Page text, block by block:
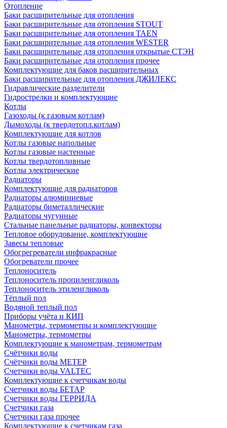
Отопление
Баки расширительные для отопления
Баки расширительные для отопления STOUT
Баки расширительные для отопления TAEN
Баки расширительные для отопления WESTER
Баки расширительные для отопления открытые СТЭН
Баки расширительные для отопления прочее
Комплектующие для баков расширительных
Баки расширительные для отопления ДЖИЛЕКС
Гидравлические разделители
Гидрострелки и комплектующие
Котлы
Газоходы (к газовым котлам)
Дымоходы (к твердотопл.котлам)
Комплектующие для котлов
Котлы газовые напольные
Котлы газовые настенные
Котлы твердотопливные
Котлы электрические
Радиаторы
Комплектующие для радиаторов
Радиаторы алюминиевые
Радиаторы биметаллические
Радиаторы чугунные
Стальные панельные радиаторы, конвекторы
Тепловое оборудование, комплектующие
Завесы тепловые
Обогрегреватели инфракрасные
Обогреватели прочее
Теплоноситель
Теплоноситель пропиленгликоль
Теплоноситель этиленгликоль
Тёплый пол
Водяной теплый пол
Приборы учёта и КИП
Манометры, термометры и комплектующие
Манометры, термометры
Комплектующие к манометрам, термометрам
Счётчики воды
Счётчики воды МЕТЕР
Счетчики воды VALTEC
Комплектующие к счетчикам воды
Счетчики воды БЕТАР
Счетчики воды ГЕРРИДА
Счетчики газа
Счетчики газа прочее
Комплектующие к счетчикам газа